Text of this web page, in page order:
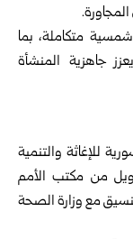
متكاملة، بما
جاهزية المنشأة
للإغاثة والتنمية
من مكتب الأمم
مع وزارة الصحة